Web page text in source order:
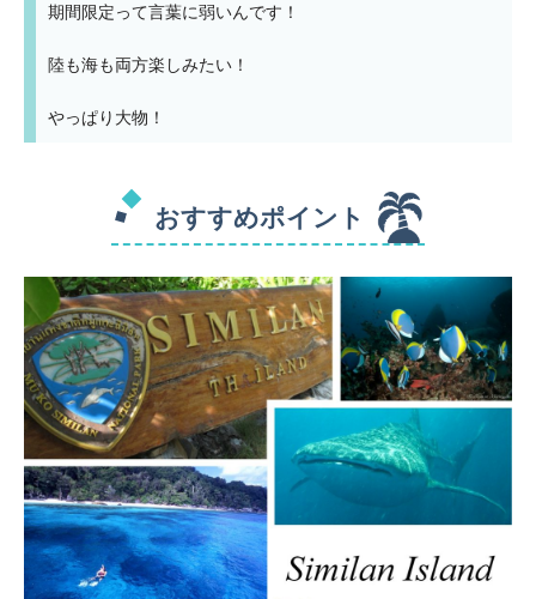
期間限定って言葉に弱いんです！
陸も海も両方楽しみたい！
やっぱり大物！
おすすめポイント